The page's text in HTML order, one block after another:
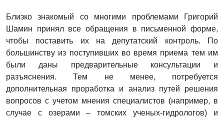
Близко знакомый со многими проблемами Григорий
Шамин принял все обращения в письменной форме,
чтобы поставить их на депутатский контроль. По
большинству из поступивших во время приема тем им
были даны предварительные консультации и
разъяснения. Тем не менее, потребуется
дополнительная проработка и анализ путей решения
вопросов с учетом мнения специалистов (например, в
случае с озерами – томских ученых-гидрологов) и